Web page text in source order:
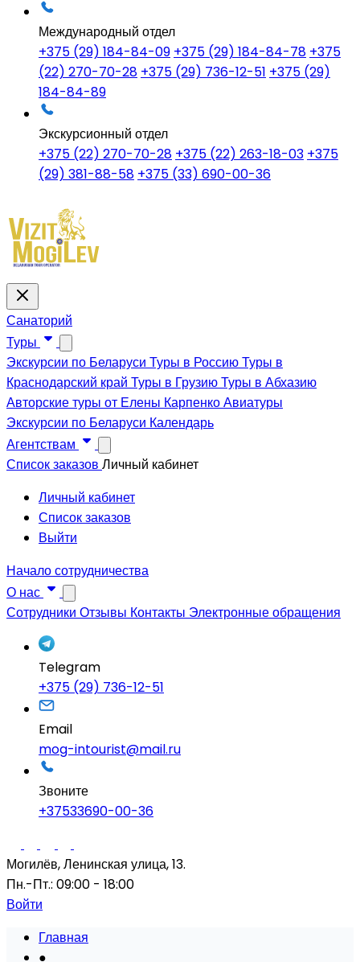
Международный отдел
+375 (29) 184-84-09 +375 (29) 184-84-78 +375
(22) 270-70-28 +375 (29) 736-12-51 +375 (29)
184-84-89
Экскурсионный отдел
+375 (22) 270-70-28 +375 (22) 263-18-03 +375
(29) 381-88-58 +375 (33) 690-00-36
Санаторий
Туры
Экскурсии по Беларуси Туры в РоссиюТуры в
Краснодарский край Туры в ГрузиюТуры в Абхазию
Авторские туры от Елены КарпенкоАвиатуры
Экскурсии по Беларуси Календарь
Агентствам
Список заказов Личный кабинет
Личный кабинет
Список заказов
Выйти
Начало сотрудничества
О нас
Сотрудники Отзывы Контакты Электронные обращения
Telegram
+375 (29) 736-12-51
Email
mog-intourist@mail.ru
Звоните
+37533690-00-36
Могилёв, Ленинская улица, 13.
Пн.-Пт.: 09:00 - 18:00
Войти
Главная
●